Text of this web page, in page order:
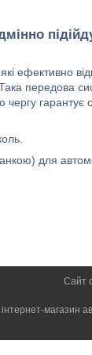
ефективно
передова
гарантує
для
Сайт